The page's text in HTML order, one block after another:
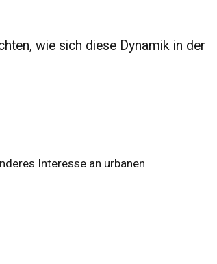
wie sich diese Dynamik in der
Interesse an urbanen